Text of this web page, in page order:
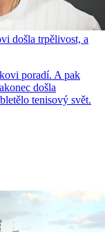
došla trpělivost, a
poradí. A pak
došla
tenisový svět.